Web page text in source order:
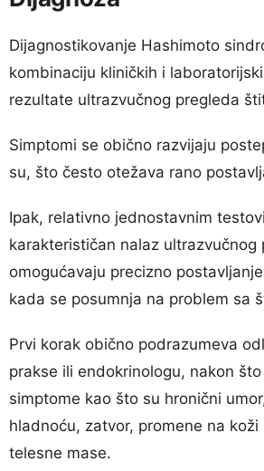
Dijagnostikovanje Hashimoto
kombinaciju kliničkih i
rezultate ultrazvučnog pregleda
Simptomi se obično razvijaju
su, što često otežava rano
Ipak, relativno jednostavnim
karakterističan nalaz ultrazvučnog
omogućavaju precizno
kada se posumnja na problem sa
Prvi korak obično podrazumeva
prakse ili endokrinologu, nakon
simptome kao što su hronični
hladnoću, zatvor, promene na
telesne mase.